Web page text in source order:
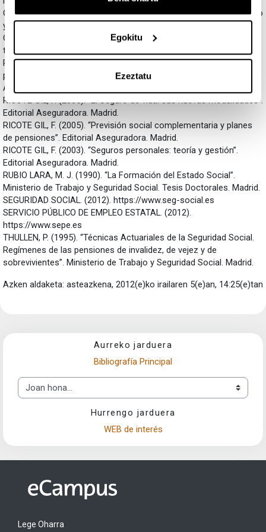
Egokitu
Ezeztatu
OIT. (1989). “Convenios y Recomendaciones”. Ministerio de Trabajo
y Seguridad Social. Madrid. P.659 y s.s.
OIT. (2009). “De Bismarck a Beveridge. Seguridad social para
todos”, Trabajo, revista de la OIT Nº 67, diciembre, p. 2.
PEÑA, N. y DE LA PEÑA, J.I., (2012), “Indicadores determinantes de
protección a través de la renta básica”, Anales de Economía
Aplicada, Nº 26, pp.1848-1865.
RICOTE GIL, F. (2005). “El Seguro de vida: sus nuevas modalidades”.
Editorial Aseguradora. Madrid.
RICOTE GIL, F. (2005). “Previsión social complementaria y planes
de pensiones”. Editorial Aseguradora. Madrid.
RICOTE GIL, F. (2003). “Seguros personales: teoría y gestión”.
Editorial Aseguradora. Madrid.
RUBIO LARA, M. J. (1990). “La Formación del Estado Social”.
Ministerio de Trabajo y Seguridad Social. Tesis Doctorales. Madrid.
SEGURIDAD SOCIAL. (2012). https://www.seg-social.es
SERVICIO PÚBLICO DE EMPLEO ESTATAL. (2012).
https://www.sepe.es
THULLEN, P. (1995). “Técnicas Actuariales de la Seguridad Social.
Regímenes de las pensiones de invalidez, de vejez y de
sobrevivientes”. Ministerio de Trabajo y Seguridad Social. Madrid.
Azken aldaketa: asteazkena, 2012(e)ko irailaren 5(e)an, 14:25(e)tan
Aurreko jarduera
Bibliografía Principal
Joan hona...
Hurrengo jarduera
WEB de interés
Lege Oharra